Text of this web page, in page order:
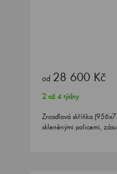
od 28 600 Kč
2 až 4 týdny
Zrcadlová skříňka
skleněnými policemi,